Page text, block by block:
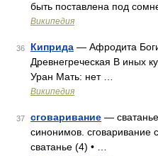
быть поставлена под
Википедия
36 Киприда — Афродита
Древнегреческая В иных
Уран Мать: нет …
Википедия
37 сговаривание —
синонимов. сговаривание
сватанье (4) • …